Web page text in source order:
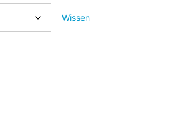
Wissen